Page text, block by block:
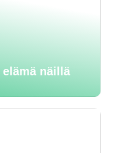
näillä